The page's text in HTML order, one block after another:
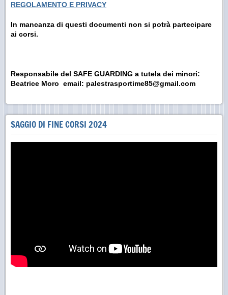
REGOLAMENTO E PRIVACY
In mancanza di questi documenti non si potrà partecipare
ai corsi.
Responsabile del SAFE GUARDING a tutela dei minori:
Beatrice Moro email: palestrasportime85@gmail.com
SAGGIO DI FINE CORSI 2024